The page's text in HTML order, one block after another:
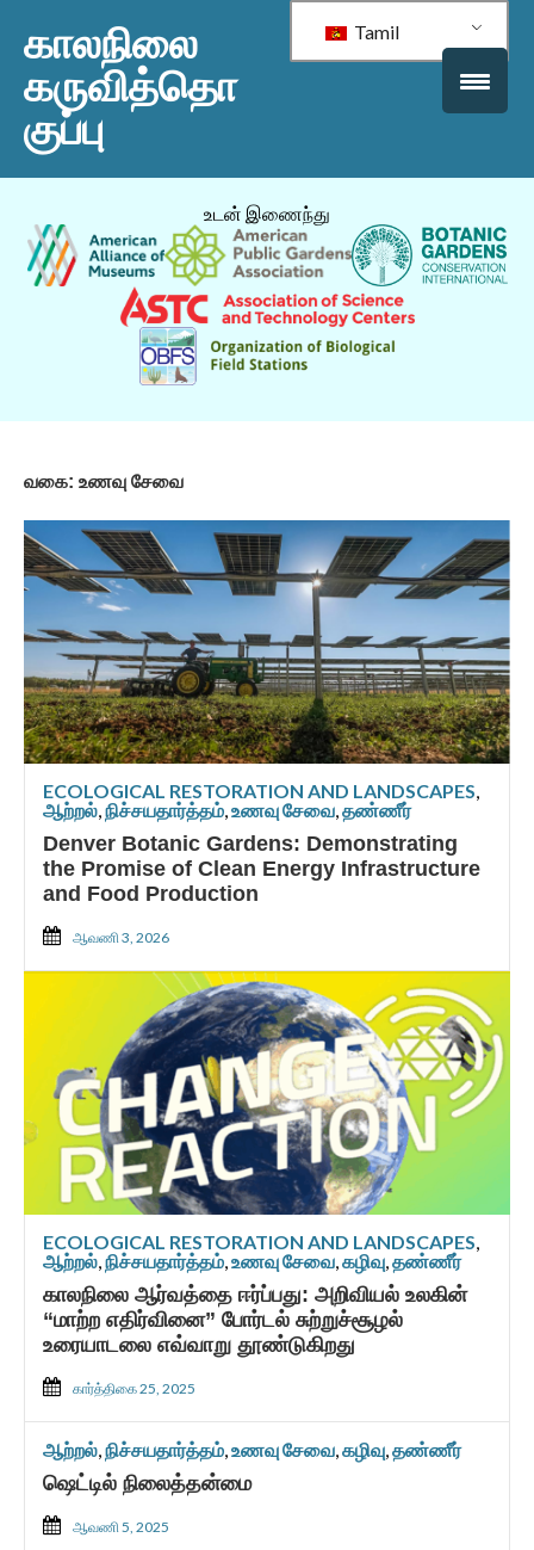
காலநிலை
கருவித்தொ
குப்பு
Tamil
உடன் இணைந்து
வகை: உணவு சேவை
ECOLOGICAL RESTORATION AND LANDSCAPES,
ஆற்றல்,நிச்சயதார்த்தம்,உணவு சேவை,தண்ணீர்
Denver Botanic Gardens: Demonstrating
the Promise of Clean Energy Infrastructure
and Food Production
ஆவணி 3, 2026
ECOLOGICAL RESTORATION AND LANDSCAPES,
ஆற்றல்,நிச்சயதார்த்தம்,உணவு சேவை,கழிவு,தண்ணீர்
காலநிலை ஆர்வத்தை ஈர்ப்பது: அறிவியல் உலகின்
“மாற்ற எதிர்வினை” போர்டல் சுற்றுச்சூழல்
உரையாடலை எவ்வாறு தூண்டுகிறது
கார்த்திகை 25, 2025
ஆற்றல்,நிச்சயதார்த்தம்,உணவு சேவை,கழிவு,தண்ணீர்
ஷெட்டில் நிலைத்தன்மை
ஆவணி 5, 2025